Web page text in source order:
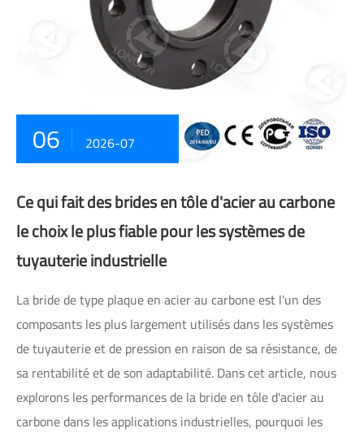
06 2026-07
Ce qui fait des brides en tôle d'acier au carbone
le choix le plus fiable pour les systèmes de
tuyauterie industrielle
La bride de type plaque en acier au carbone est l'un des
composants les plus largement utilisés dans les systèmes
de tuyauterie et de pression en raison de sa résistance, de
sa rentabilité et de son adaptabilité. Dans cet article, nous
explorons les performances de la bride en tôle d'acier au
carbone dans les applications industrielles, pourquoi les